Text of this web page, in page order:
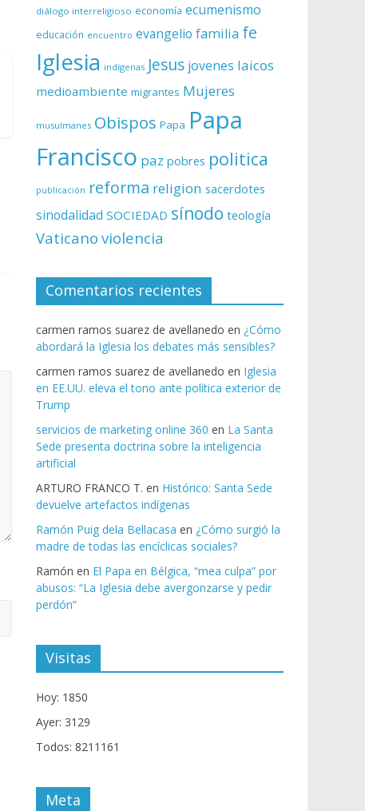
diálogo interreligioso economía ecumenismo
educación encuentro evangelio familia fe
Iglesia indígenas Jesus jovenes laicos
medioambiente migrantes Mujeres
musulmanes Obispos Papa Papa
Francisco paz pobres politica
publicación reforma religion sacerdotes
sinodalidad SOCIEDAD sínodo teología
Vaticano violencia
Comentarios recientes
carmen ramos suarez de avellanedo en ¿Cómo
abordará la Iglesia los debates más sensibles?
carmen ramos suarez de avellanedo en Iglesia
en EE.UU. eleva el tono ante política exterior de
Trump
servicios de marketing online 360 en La Santa
Sede presenta doctrina sobre la inteligencia
artificial
ARTURO FRANCO T. en Histórico: Santa Sede
devuelve artefactos indígenas
Ramón Puig dela Bellacasa en ¿Cómo surgió la
madre de todas las encíclicas sociales?
Ramón en El Papa en Bélgica, “mea culpa” por
abusos: “La Iglesia debe avergonzarse y pedir
perdón”
Visitas
Hoy: 1850
Ayer: 3129
Todos: 8211161
Meta